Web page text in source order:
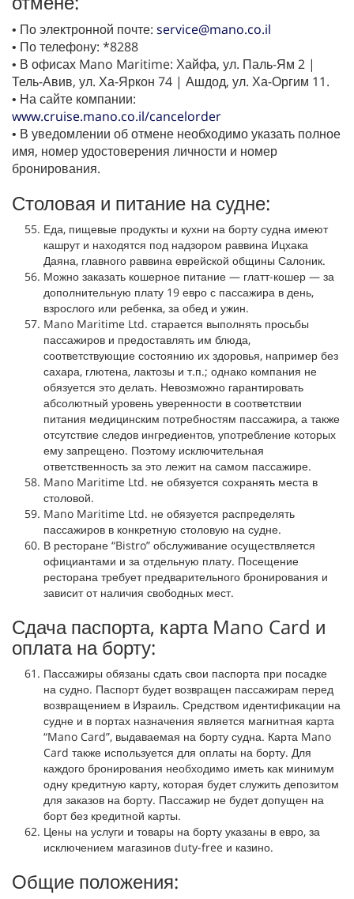
• По электронной почте: service@mano.co.il
• По телефону: *8288
• В офисах Mano Maritime: Хайфа, ул. Паль-Ям 2 |
Тель-Авив, ул. Ха-Яркон 74 | Ашдод, ул. Ха-Оргим 11.
• На сайте компании:
www.cruise.mano.co.il/cancelorder
• В уведомлении об отмене необходимо указать полное
имя, номер удостоверения личности и номер
бронирования.
Столовая и питание на судне:
Еда, пищевые продукты и кухни на борту судна имеют
кашрут и находятся под надзором раввина Ицхака
Даяна, главного раввина еврейской общины Салоник.
Можно заказать кошерное питание — глатт-кошер — за
дополнительную плату 19 евро с пассажира в день,
взрослого или ребенка, за обед и ужин.
Mano Maritime Ltd. старается выполнять просьбы
пассажиров и предоставлять им блюда,
соответствующие состоянию их здоровья, например без
сахара, глютена, лактозы и т.п.; однако компания не
обязуется это делать. Невозможно гарантировать
абсолютный уровень уверенности в соответствии
питания медицинским потребностям пассажира, а также
отсутствие следов ингредиентов, употребление которых
ему запрещено. Поэтому исключительная
ответственность за это лежит на самом пассажире.
Mano Maritime Ltd. не обязуется сохранять места в
столовой.
Mano Maritime Ltd. не обязуется распределять
пассажиров в конкретную столовую на судне.
В ресторане “Bistro” обслуживание осуществляется
официантами и за отдельную плату. Посещение
ресторана требует предварительного бронирования и
зависит от наличия свободных мест.
Сдача паспорта, карта Mano Card и
оплата на борту:
Пассажиры обязаны сдать свои паспорта при посадке
на судно. Паспорт будет возвращен пассажирам перед
возвращением в Израиль. Средством идентификации на
судне и в портах назначения является магнитная карта
“Mano Card”, выдаваемая на борту судна. Карта Mano
Card также используется для оплаты на борту. Для
каждого бронирования необходимо иметь как минимум
одну кредитную карту, которая будет служить депозитом
для заказов на борту. Пассажир не будет допущен на
борт без кредитной карты.
Цены на услуги и товары на борту указаны в евро, за
исключением магазинов duty-free и казино.
Общие положения: